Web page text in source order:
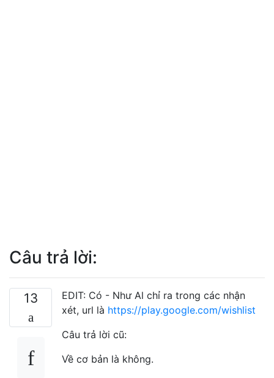
Câu trả lời:
13
EDIT: Có - Như Al chỉ ra trong các nhận
xét, url là https://play.google.com/wishlist
Câu trả lời cũ:
Về cơ bản là không.